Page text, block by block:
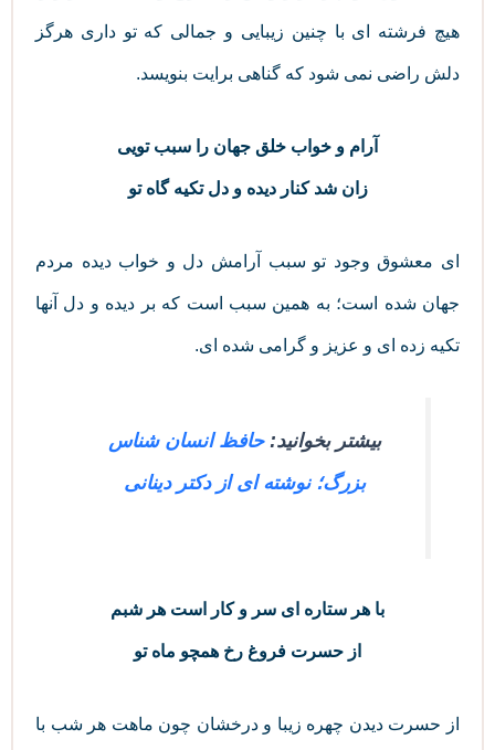
هیچ فرشته ای با چنین زیبایی و جمالی که تو داری هرگز
دلش راضی نمی شود که گناهی برایت بنویسد.
آرام و خواب خلق جهان را سبب تویی
زان شد کنار دیده و دل تکیه گاه تو
ای معشوق وجود تو سبب آرامش دل و خواب دیده مردم
جهان شده است؛ به همین سبب است که بر دیده و دل آنها
تکیه زده ای و عزیز و گرامی شده ای.
بیشتر بخوانید:حافظ انسان شناس
بزرگ؛ نوشته ای از دکتر دینانی
با هر ستاره‌ ای سر و کار است هر شبم
از حسرت فروغ رخ همچو ماه تو
از حسرت دیدن چهره زیبا و درخشان چون ماهت هر شب با